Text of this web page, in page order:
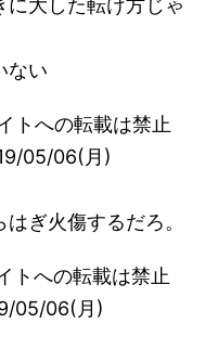
に大した転け方じゃ
ない
トへの転載は禁止
05/06(月)
ぎ火傷するだろ。
トへの転載は禁止
05/06(月)